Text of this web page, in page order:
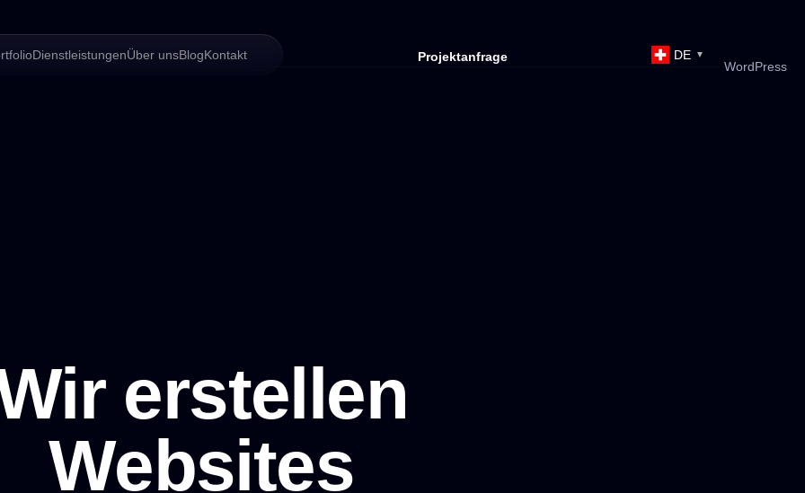
DienstleistungenÜber unsBlogKontakt Projektanfrage DE ▼
WordPress
erstellen
Websites